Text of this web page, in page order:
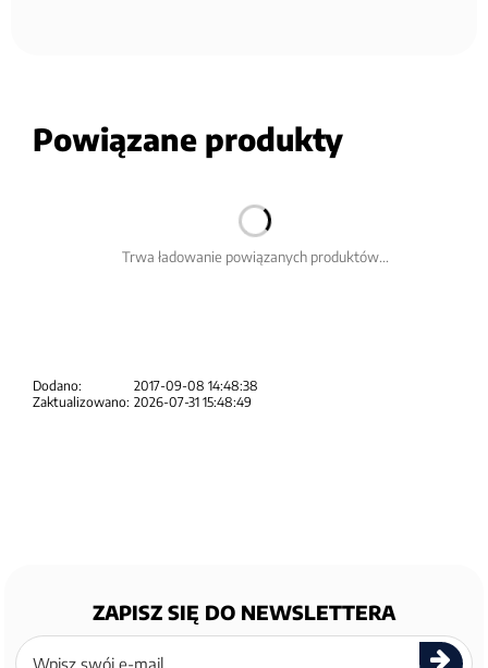
Powiązane produkty
Trwa ładowanie powiązanych produktów...
Dodano:
2017-09-08 14:48:38
Zaktualizowano: 2026-07-31 15:48:49
ZAPISZ SIĘ DO NEWSLETTERA
Zapisz
się